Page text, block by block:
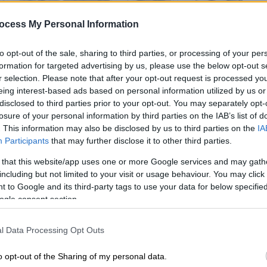
My Personal Information
opt-out of the sale, sharing to third parties, or processing of your
for targeted advertising by us, please use the below opt-out
selection. Please note that after your opt-out request is processed
interest-based ads based on personal information utilized by us
to third parties prior to your opt-out. You may separately
of your personal information by third parties on the IAB’s list of
This information may also be disclosed by us to third parties on the
Participants that may further disclose it to other third parties.
that this website/app uses one or more Google services and may
but not limited to your visit or usage behaviour. You may
to Google and its third-party tags to use your data for below
consent section.
Data Processing Opt Outs
opt-out of the Sharing of my personal data.
η 24χρονη που εντοπίστηκε
πολυκατοικίας στη
τις 22:00σε πιλοτή